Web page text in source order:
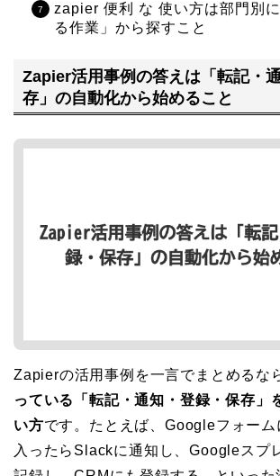
zapier 便利 な 使い方は部門別
る作業」から探すこと
Zapier活用事例の答えは「転記・
存」の自動化から始めること
Zapierの活用事例を一言でまとめるな
っている「転記・通知・登録・保存」
い方です。たとえば、Googleフォー
入ったらSlackに通知し、Googleスプ